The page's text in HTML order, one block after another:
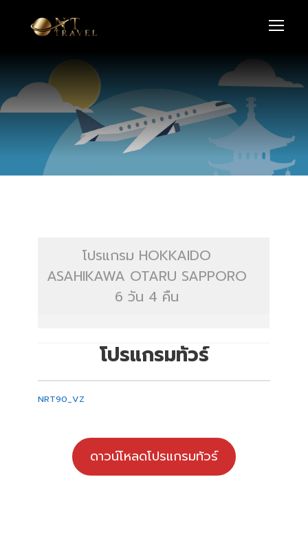
โปรแกรม HOKKAIDO
ASAHIKAWA OTARU SAPPORO
6 วัน 4 คืน
โปรแกรมทัวร์
NRT90_VZ
ดาวน์โหลดโปรแกรมทัวร์